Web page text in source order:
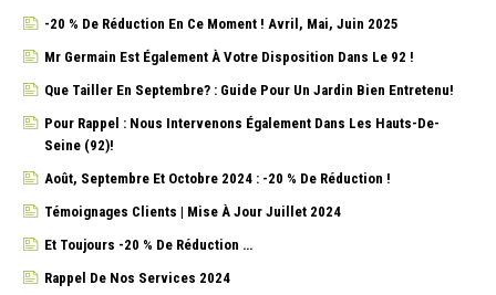
-20 % De Réduction En Ce Moment ! Avril, Mai, Juin 2025
Mr Germain Est Également À Votre Disposition Dans Le 92 !
Que Tailler En Septembre? : Guide Pour Un Jardin Bien Entretenu!
Pour Rappel : Nous Intervenons Également Dans Les Hauts-De-
Seine (92)!
Août, Septembre Et Octobre 2024 : -20 % De Réduction !
Témoignages Clients | Mise À Jour Juillet 2024
Et Toujours -20 % De Réduction …
Rappel De Nos Services 2024